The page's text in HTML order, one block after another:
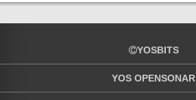
YOSBITS
YOS OPENSONAR